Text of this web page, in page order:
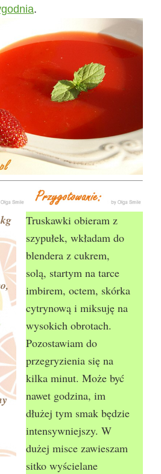
.
Truskawki obieram z
szypułek, wkładam do
blendera z cukrem,
solą, startym na tarce
imbirem, octem, skórka
cytrynową i miksuję na
wysokich obrotach.
Pozostawiam do
przegryzienia się na
kilka minut. Może być
nawet godzina, im
dłużej tym smak będzie
intensywniejszy. W
dużej misce zawieszam
sitko wyścielane